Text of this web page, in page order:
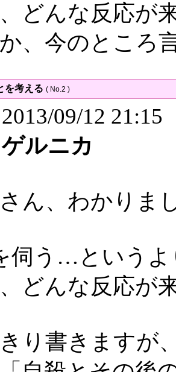
どんな反応が
、今のところ
を考える ( No.2 )
09/12 21:15
ゲルニカ
ん、わかりま
伺う…というよ
どんな反応が
り書きますが